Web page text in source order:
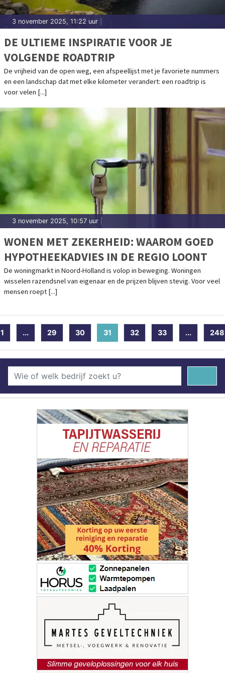
3 november 2025, 11:22 uur
DE ULTIEME INSPIRATIE VOOR JE
VOLGENDE ROADTRIP
De vrijheid van de open weg, een afspeellijst met je favoriete nummers
en een landschap dat met elke kilometer verandert: een roadtrip is
voor velen [...]
3 november 2025, 10:57 uur
WONEN MET ZEKERHEID: WAAROM GOED
HYPOTHEEKADVIES IN DE REGIO LOONT
De woningmarkt in Noord-Holland is volop in beweging. Woningen
wisselen razendsnel van eigenaar en de prijzen blijven stevig. Voor veel
mensen roept [...]
1 ... 29 30 31 (current)
32 33 ... 248